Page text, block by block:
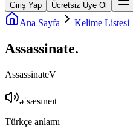
Giriş Yap Ücretsiz Üye Ol
Ana Sayfa Kelime Listesi
Assassinate.
AssassinateV
əˈsæsɪneɪt
Türkçe anlamı